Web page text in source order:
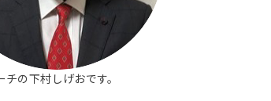
チの下村しげおです。